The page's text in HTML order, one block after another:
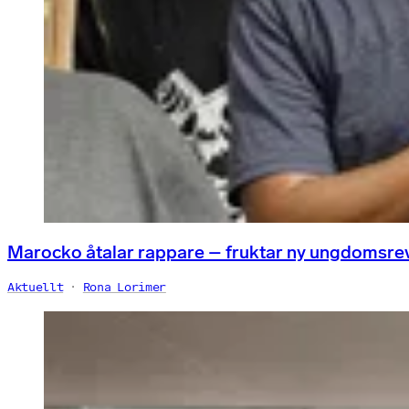
Marocko åtalar rappare – fruktar ny
Aktuellt Rona Lorimer